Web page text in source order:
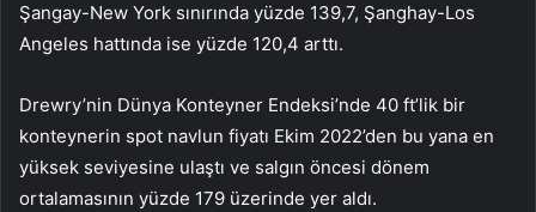
Şangay-New York sınırında yüzde 139,7, Şanghay-Los
Angeles hattında ise yüzde 120,4 arttı.
Drewry’nin Dünya Konteyner Endeksi’nde 40 ft’lik bir
konteynerin spot navlun fiyatı Ekim 2022’den bu yana en
yüksek seviyesine ulaştı ve salgın öncesi dönem
ortalamasının yüzde 179 üzerinde yer aldı.